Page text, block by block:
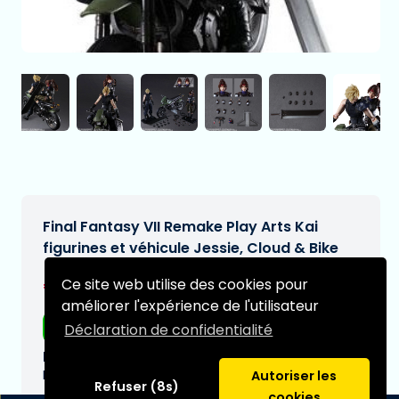
Ce site web utilise des cookies pour
améliorer l'expérience de l'utilisateur
Déclaration de confidentialité
Refuser (8s)
Autoriser les
Final Fantasy VII Remake Play Arts Kai
figurines et véhicule Jessie, Cloud & Bike
€439,95[Sous réserve de modifications]
Livraison gratuite
Date de livraison prévue:
N/A